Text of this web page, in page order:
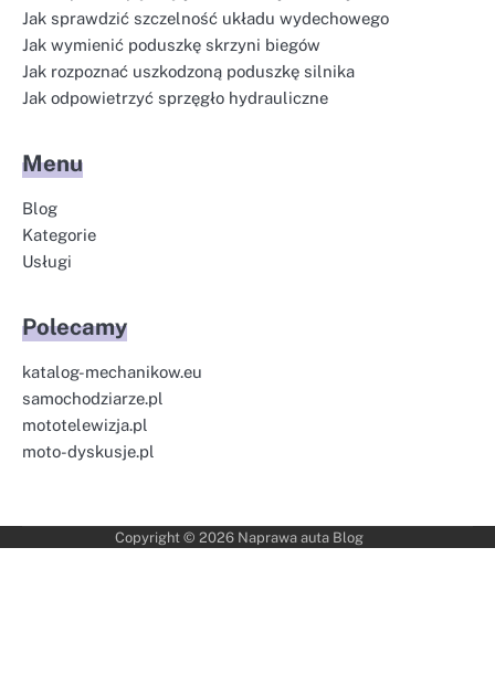
Jak sprawdzić szczelność układu wydechowego
Jak wymienić poduszkę skrzyni biegów
Jak rozpoznać uszkodzoną poduszkę silnika
Jak odpowietrzyć sprzęgło hydrauliczne
Menu
Blog
Kategorie
Usługi
Polecamy
katalog-mechanikow.eu
samochodziarze.pl
mototelewizja.pl
moto-dyskusje.pl
Copyright © 2026 Naprawa auta Blog